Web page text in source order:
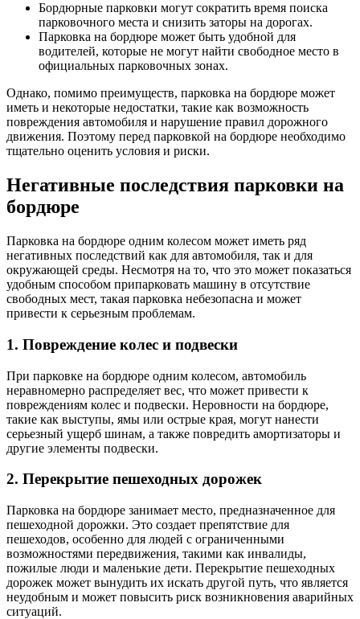
Бордюрные парковки могут сократить время поиска
парковочного места и снизить заторы на дорогах.
Парковка на бордюре может быть удобной для
водителей, которые не могут найти свободное место в
официальных парковочных зонах.
Однако, помимо преимуществ, парковка на бордюре может
иметь и некоторые недостатки, такие как возможность
повреждения автомобиля и нарушение правил дорожного
движения. Поэтому перед парковкой на бордюре необходимо
тщательно оценить условия и риски.
Негативные последствия парковки на
бордюре
Парковка на бордюре одним колесом может иметь ряд
негативных последствий как для автомобиля, так и для
окружающей среды. Несмотря на то, что это может показаться
удобным способом припарковать машину в отсутствие
свободных мест, такая парковка небезопасна и может
привести к серьезным проблемам.
1. Повреждение колес и подвески
При парковке на бордюре одним колесом, автомобиль
неравномерно распределяет вес, что может привести к
повреждениям колес и подвески. Неровности на бордюре,
такие как выступы, ямы или острые края, могут нанести
серьезный ущерб шинам, а также повредить амортизаторы и
другие элементы подвески.
2. Перекрытие пешеходных дорожек
Парковка на бордюре занимает место, предназначенное для
пешеходной дорожки. Это создает препятствие для
пешеходов, особенно для людей с ограниченными
возможностями передвижения, такими как инвалиды,
пожилые люди и маленькие дети. Перекрытие пешеходных
дорожек может вынудить их искать другой путь, что является
неудобным и может повысить риск возникновения аварийных
ситуаций.